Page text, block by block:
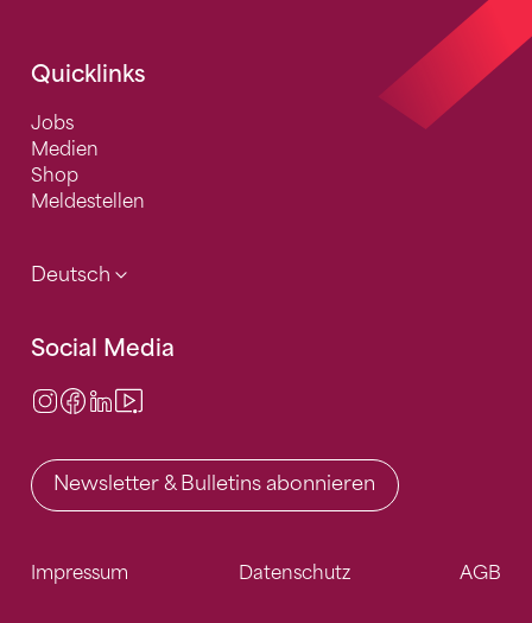
Quicklinks
Jobs
Medien
Shop
Meldestellen
Deutsch
Social Media
Instagram
Facebook
LinkedIn
Newsletter & Bulletins abonnieren
Impressum Datenschutz AGB